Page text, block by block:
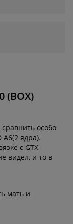
(BOX)
особо
A6(2 ядра).
с GTX
видел, и то в
мать и